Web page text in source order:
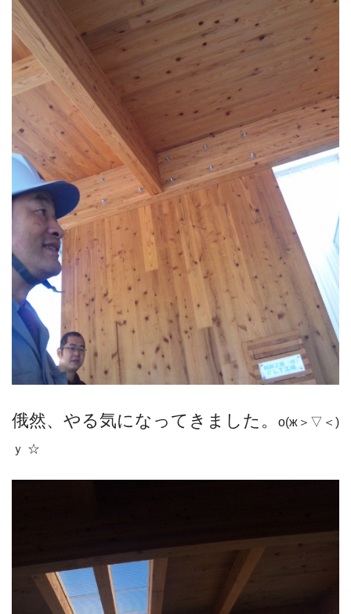
俄然、やる気になってきました。
о(ж＞▽＜)
ｙ ☆